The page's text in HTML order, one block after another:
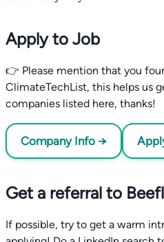
Apply to Job
👉 Please mention that you
ClimateTechList, this helps us
companies listed here, thanks!
Company Info →
Get a referral to
If possible, try to get a warm